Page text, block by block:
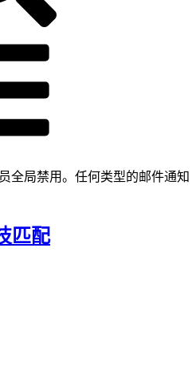
全局禁用。任何类型的邮件通知
匹配